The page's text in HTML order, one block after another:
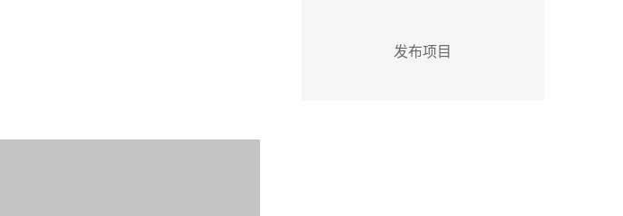
发布项目